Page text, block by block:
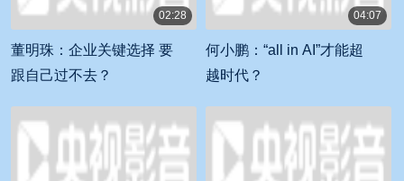
02:28
董明珠：企业关键选择 要
跟自己过不去？
04:07
何小鹏：“all in AI”才能超
越时代？